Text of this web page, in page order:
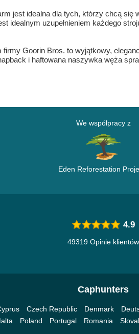
jest idealna dla tych, którzy chcą
idealnym uzupełnieniem każdego
Goorin Bros. to wyjątkowy,
i haftowana naszywka węża
We współpracy z
Eden Reforestation
4.9
49319 Opinie klientów
Caphunters
Czech Republic Denmark
Poland Portugal Romania